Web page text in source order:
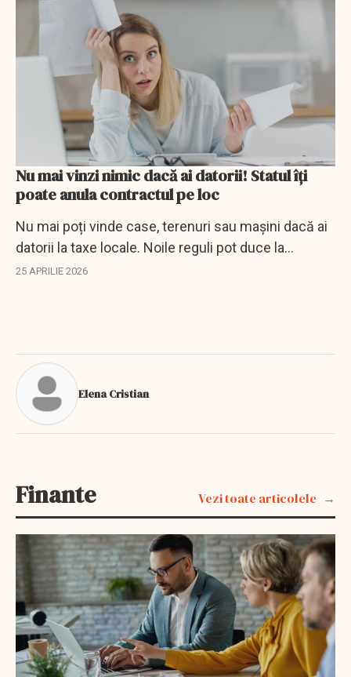
Nu mai vinzi nimic dacă ai datorii! Statul îți
poate anula contractul pe loc
Nu mai poți vinde case, terenuri sau mașini dacă ai
datorii la taxe locale. Noile reguli pot duce la
anularea contractului.
25 APRILIE 2026
Elena Cristian
Finante Vezi toate articolele